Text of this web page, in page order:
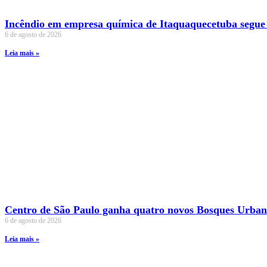
Incêndio em empresa química de Itaquaquecetuba
6 de agosto de 2026
Leia mais »
Centro de São Paulo ganha quatro novos Bosques
6 de agosto de 2026
Leia mais »